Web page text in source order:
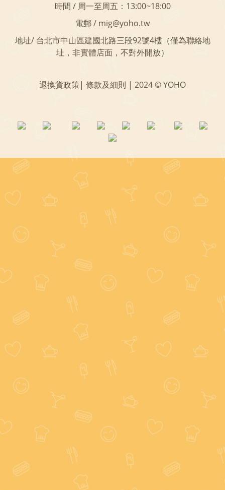
時間 / 周一至周五：13:00~18:00
電郵 / mig@yoho.tw
地址/ 台北市中山區建國北路三段92號4樓（僅為聯絡地
址，非實體店面，不對外開放）
退換貨政策| 條款及細則 | 2024 © YOHO